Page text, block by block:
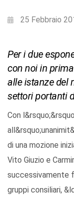
25 Febbraio
Per i due
con noi in
alle istanze del
settori portanti
Con
di una mozione
Vito Giuzio e
successivamente
gruppi consiliari,